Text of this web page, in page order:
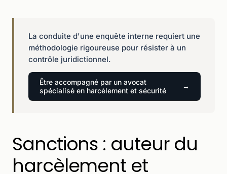
La conduite d'une enquête interne requiert une
méthodologie rigoureuse pour résister à un
contrôle juridictionnel.
Être accompagné par un avocat
spécialisé en harcèlement et sécurité
Sanctions : auteur du
harcèlement et